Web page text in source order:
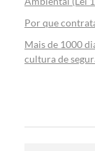
Por que
Mais de 1000
cultura de